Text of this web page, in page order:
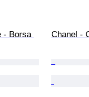
- Borsa
Chanel -